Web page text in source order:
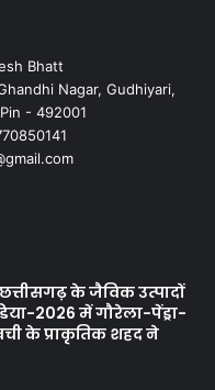
Bhatt
Nagar, Gudhiyari,
- 492001
के जैविक उत्पादों
2026 में गौरेला-पेंड्रा-
के प्राकृतिक शहद ने